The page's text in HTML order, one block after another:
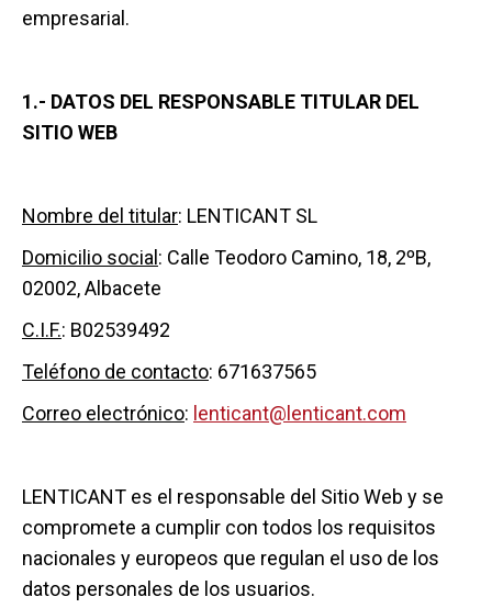
empresarial.
1.- DATOS DEL RESPONSABLE TITULAR DEL
SITIO WEB
Nombre del titular: LENTICANT SL
Domicilio social : Calle Teodoro Camino, 18, 2ºB,
02002, Albacete
C.I.F.: B02539492
Te éfono de contacto: 671637565
Correo electrónico: lenticant@lenticant.com
LENTICANT es el responsable del Sitio Web y se
compromete a cumplir con todos los requisitos
nacionales y europeos que regulan el uso de los
datos personales de los usuarios.